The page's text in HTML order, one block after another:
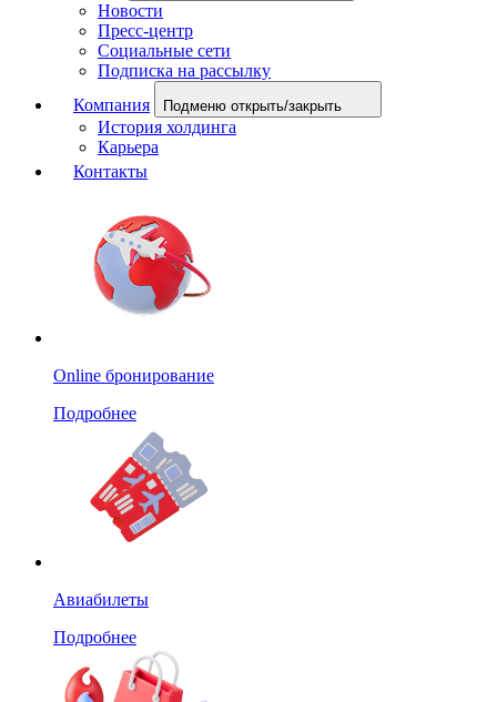
Новости
Пресс-центр
Социальные сети
Подписка на рассылку
Компания
Подменю открыть/закрыть
История холдинга
Карьера
Контакты
Online бронирование
Подробнее
Авиабилеты
Подробнее